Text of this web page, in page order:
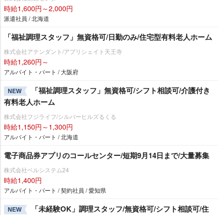
時給1,600円～2,000円
派遣社員 / 北海道
「福祉調理スタッフ」無資格可/日勤のみ/住宅型有料老人ホーム
株式会社アテンダント/アプリシェイト天王寺
時給1,260円～
アルバイト・パート / 大阪府
NEW
「福祉調理スタッフ」無資格可/シフト相談可/介護付き
有料老人ホーム
株式会社フジライフ/シルバーヒルズるくる
時給1,150円～1,300円
アルバイト・パート / 北海道
電子商品券アプリのコールセンター/短期9月14日まで/大量募集
株式会社ベルシステム24
時給1,400円
アルバイト・パート / 契約社員 / 愛知県
NEW
「未経験OK」調理スタッフ/無資格可/シフト相談可/住